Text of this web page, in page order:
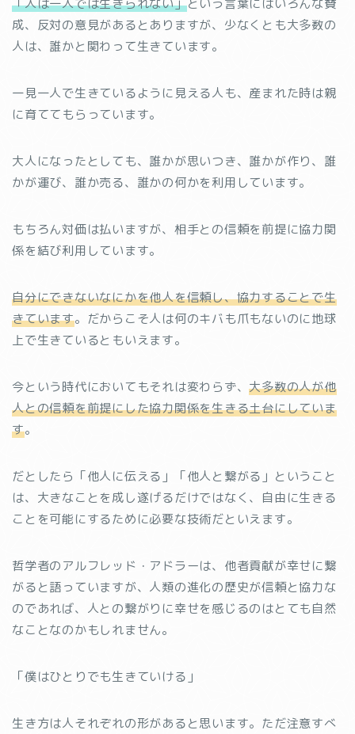
「人は一人では生きられない」という言葉にはいろんな賛
成、反対の意見があるとありますが、少なくとも大多数の
人は、誰かと関わって生きています。
一見一人で生きているように見える人も、産まれた時は親
に育ててもらっています。
大人になったとしても、誰かが思いつき、誰かが作り、誰
かが運び、誰か売る、誰かの何かを利用しています。
もちろん対価は払いますが、相手との信頼を前提に協力関
係を結び利用しています。
自分にできないなにかを他人を信頼し、協力することで生
きています。だからこそ人は何のキバも爪もないのに地球
上で生きているともいえます。
今という時代においてもそれは変わらず、大多数の人が他
人との信頼を前提にした協力関係を生きる土台にしていま
す。
だとしたら「他人に伝える」「他人と繋がる」ということ
は、大きなことを成し遂げるだけではなく、自由に生きる
ことを可能にするために必要な技術だといえます。
哲学者のアルフレッド・アドラーは、他者貢献が幸せに繋
がると語っていますが、人類の進化の歴史が信頼と協力な
のであれば、人との繋がりに幸せを感じるのはとても自然
なことなのかもしれません。
「僕はひとりでも生きていける」
生き方は人それぞれの形があると思います。ただ注意すべ